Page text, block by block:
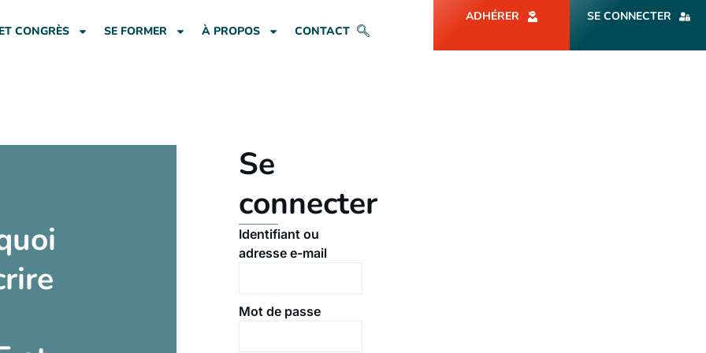
CONGRÈS SE FORMER À PROPOS CONTACT
ADHÉRER SE CONNECTER
Se
connecter
Identifiant ou
adresse e-mail
Mot de passe